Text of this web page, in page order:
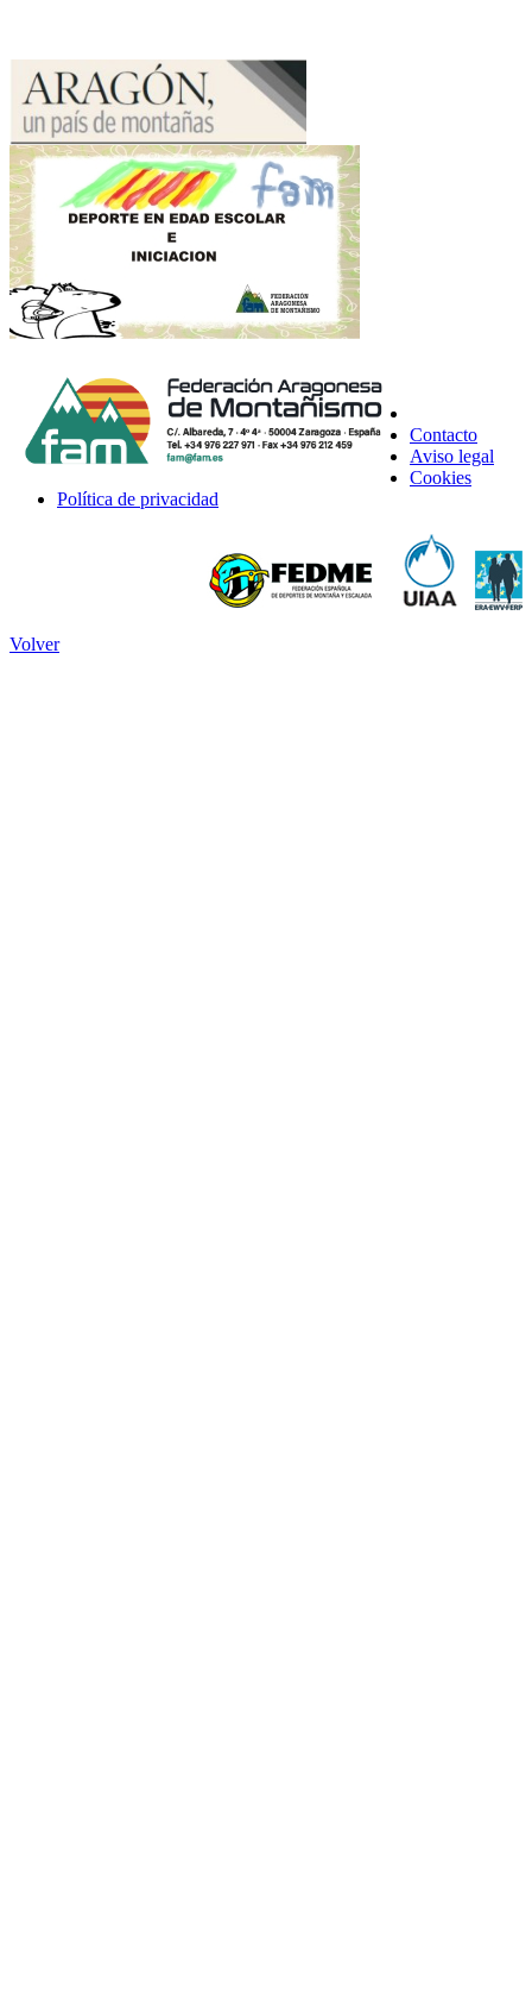
Contacto
Aviso legal
Cookies
Política de privacidad
Volver